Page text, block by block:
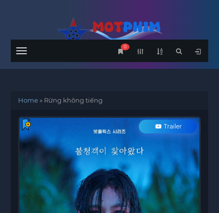
Menu
0
Home» Rừng không tiếng
Trailer